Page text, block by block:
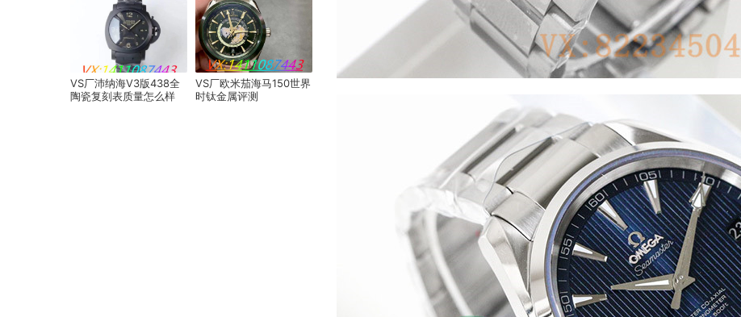
VS厂沛纳海V3版438全
陶瓷复刻表质量怎么样
VS厂欧米茄海马150世界
时钛金属评测